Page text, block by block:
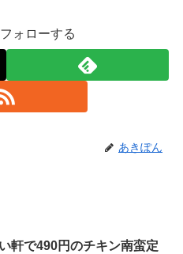
ォローする
あきぽん
軒で490円のチキン南蛮定